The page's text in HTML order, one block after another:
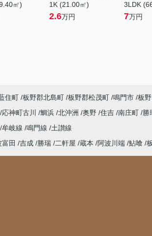
㎡)
1K (21.00㎡)
2.6万円
3LDK
7万円
住町 板野郡北島町 板野郡松茂町 鳴門市 板
応神町古川 鯛浜 北沖洲 奥野 住吉 南庄町 勝
牟岐線 鳴門線
土讃線
富田 吉成 勝瑞 二軒屋 蔵本 阿波川端 鮎喰